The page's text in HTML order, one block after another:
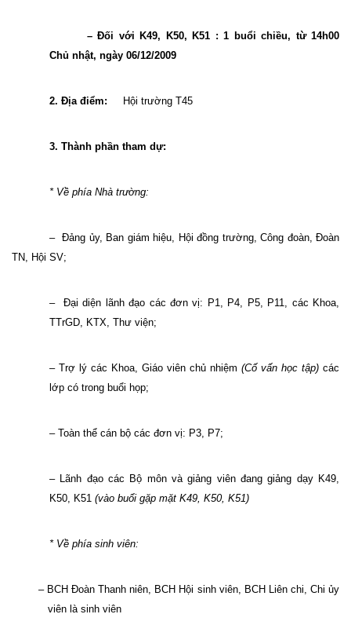
– Đối với K49, K50, K51 : 1 buổi chiều, từ 14h00
Chủ nhật, ngày 06/12/2009
2. Địa điểm: Hội trường T45
3. Thành phần tham dự:
* Về phía Nhà trường:
– Đảng ủy, Ban giám hiệu, Hội đồng trường, Công đoàn, Đoàn
TN, Hội SV;
– Đại diện lãnh đạo các đơn vị: P1, P4, P5, P11, các Khoa,
TTrGD, KTX, Thư viện;
– Trợ lý các Khoa, Giáo viên chủ nhiệm (Cố vấn học tập) các
lớp có trong buổi họp;
– Toàn thể cán bộ các đơn vị: P3, P7;
– Lãnh đạo các Bộ môn và giảng viên đang giảng dạy K49,
K50, K51 (vào buổi gặp mặt K49, K50, K51)
* Về phía sinh viên:
– BCH Đoàn Thanh niên, BCH Hội sinh viên, BCH Liên chi, Chi ủy
viên là sinh viên